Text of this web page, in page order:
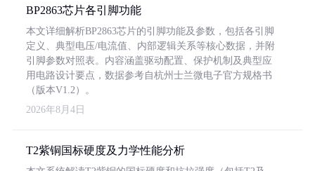
BP2863芯片各引脚功能
本文详细解析BP2863芯片的引脚功能及参数，包括各引脚
定义、典型电压/电流值、内部逻辑关系等核心数据，并附
引脚参数对照表。内容涵盖驱动配置、保护机制及典型应
用电路设计要点，数据参考自杭州士兰微电子官方规格书
（版本V1.2）。
2026年8月4日
T2紫铜国标硬度及力学性能分析